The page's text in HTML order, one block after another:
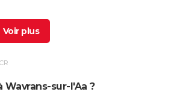
2023 12/11/2023
2018 31/05/2018
sur-l'Aa ?